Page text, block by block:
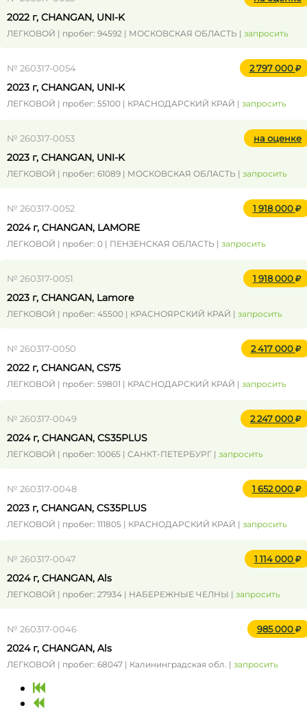
2022 г, CHANGAN, UNI-K
ЛЕГКОВОЙ | пробег: 94592 | МОСКОВСКАЯ ОБЛАСТЬ | запросить
№ 260317-0054 2 797 000
2023 г, CHANGAN, UNI-K
ЛЕГКОВОЙ | пробег: 55100 | КРАСНОДАРСКИЙ КРАЙ | запросить
№ 260317-0053 на оценке
2023 г, CHANGAN, UNI-K
ЛЕГКОВОЙ | пробег: 61089 | МОСКОВСКАЯ ОБЛАСТЬ | запросить
№ 260317-0052 1 918 000
2024 г, CHANGAN, LAMORE
ЛЕГКОВОЙ | пробег: 0 | ПЕНЗЕНСКАЯ ОБЛАСТЬ | запросить
№ 260317-0051 1 918 000
2023 г, CHANGAN, Lamore
ЛЕГКОВОЙ | пробег: 45500 | КРАСНОЯРСКИЙ КРАЙ | запросить
№ 260317-0050 2 417 000
2022 г, CHANGAN, CS75
ЛЕГКОВОЙ | пробег: 59801 | КРАСНОДАРСКИЙ КРАЙ | запросить
№ 260317-0049 2 247 000
2024 г, CHANGAN, CS35PLUS
ЛЕГКОВОЙ | пробег: 10065 | САНКТ-ПЕТЕРБУРГ | запросить
№ 260317-0048 1 652 000
2023 г, CHANGAN, CS35PLUS
ЛЕГКОВОЙ | пробег: 111805 | КРАСНОДАРСКИЙ КРАЙ | запросить
№ 260317-0047 1 114 000
2024 г, CHANGAN, Als
ЛЕГКОВОЙ | пробег: 27934 | НАБЕРЕЖНЫЕ ЧЕЛНЫ | запросить
№ 260317-0046 985 000
2024 г, CHANGAN, Als
ЛЕГКОВОЙ | пробег: 68047 | Калининградская обл. | запросить